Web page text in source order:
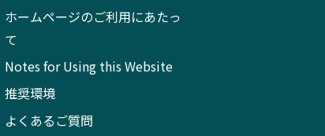
ホームページのご利用にあたっ
て
Notes for Using this Website
推奨環境
よくあるご質問